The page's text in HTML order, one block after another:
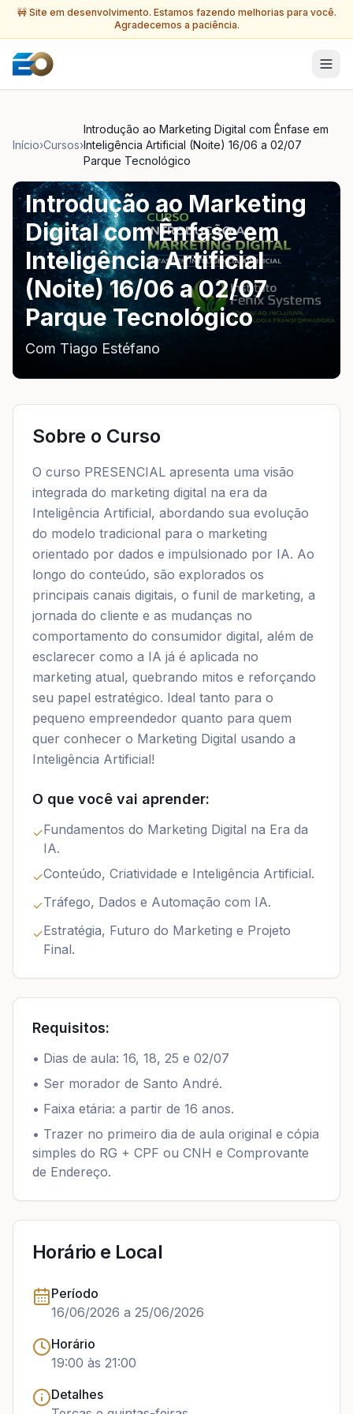
🚧 Site em desenvolvimento. Estamos fazendo melhorias para você.
Agradecemos a paciência.
Início›Cursos›
Introdução ao Marketing Digital com Ênfase em
Inteligência Artificial (Noite) 16/06 a 02/07
Parque Tecnológico
Introdução ao Marketing
Digital com Ênfase em
Inteligência Artificial
(Noite) 16/06 a 02/07
Parque Tecnológico
Com Tiago Estéfano
Sobre o Curso
O curso PRESENCIAL apresenta uma visão
integrada do marketing digital na era da
Inteligência Artificial, abordando sua evolução
do modelo tradicional para o marketing
orientado por dados e impulsionado por IA. Ao
longo do conteúdo, são explorados os
principais canais digitais, o funil de marketing, a
jornada do cliente e as mudanças no
comportamento do consumidor digital, além de
esclarecer como a IA já é aplicada no
marketing atual, quebrando mitos e reforçando
seu papel estratégico. Ideal tanto para o
pequeno empreendedor quanto para quem
quer conhecer o Marketing Digital usando a
Inteligência Artificial!
O que você vai aprender:
✓Fundamentos do Marketing Digital na Era da
IA.
✓Conteúdo, Criatividade e Inteligência Artificial.
✓Tráfego, Dados e Automação com IA.
✓Estratégia, Futuro do Marketing e Projeto
Final.
Requisitos:
• Dias de aula: 16, 18, 25 e 02/07
• Ser morador de Santo André.
• Faixa etária: a partir de 16 anos.
• Trazer no primeiro dia de aula original e cópia
simples do RG + CPF ou CNH e Comprovante
de Endereço.
Horário e Local
Período
16/06/2026 a 25/06/2026
Horário
19:00 às 21:00
Detalhes